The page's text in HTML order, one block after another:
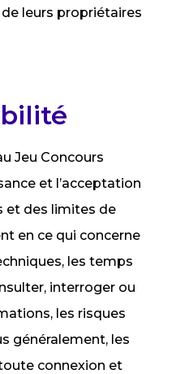
leurs propriétaires
Jeu Concours
et l’acceptation
et des limites de
en ce qui concerne
les temps
interroger ou
les risques
généralement, les
connexion et